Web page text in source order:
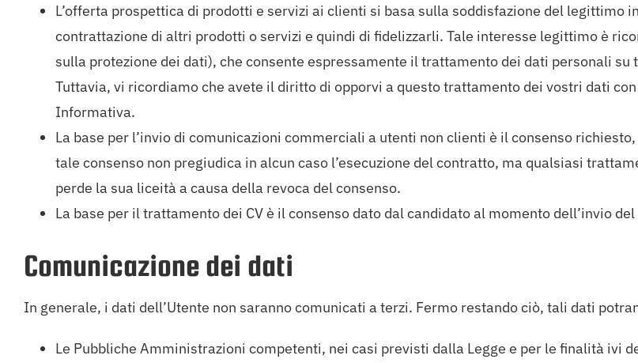
L’offerta prospettica di prodotti e servizi ai clienti si basa sulla soddisfazione del
contrattazione di altri prodotti o servizi e quindi di fidelizzarli. Tale interesse legittimo è
sulla protezione dei dati), che consente espressamente il trattamento dei dati personali
Tuttavia, vi ricordiamo che avete il diritto di opporvi a questo trattamento dei vostri dati
Informativa.
La base per l’invio di comunicazioni commerciali a utenti non clienti è il consenso
tale consenso non pregiudica in alcun caso l’esecuzione del contratto, ma qualsiasi
perde la sua liceità a causa della revoca del consenso.
La base per il trattamento dei CV è il consenso dato dal candidato al momento dell’invio
Comunicazione dei dati
In generale, i dati dell’Utente non saranno comunicati a terzi. Fermo restando ciò, tali dati
Le Pubbliche Amministrazioni competenti, nei casi previsti dalla Legge e per le finalità ivi